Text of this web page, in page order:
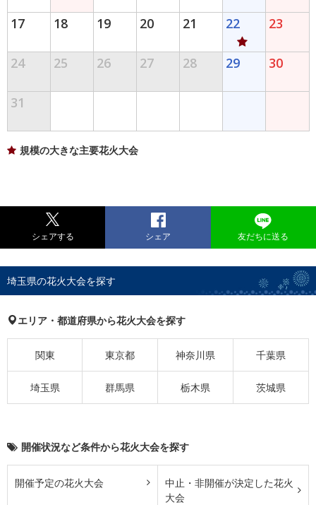
17 18 19 20 21 22 23
24 25 26 27 28 29 30
31
規模の大きな主要花火大会
シェアする シェア 友だちに送る
埼玉県の花火大会を探す
エリア・都道府県から花火大会を探す
関東 東京都 神奈川県 千葉県
埼玉県 群馬県 栃木県 茨城県
開催状況など条件から花火大会を探す
開催予定の花火大会
中止・非開催が決定した花火
大会